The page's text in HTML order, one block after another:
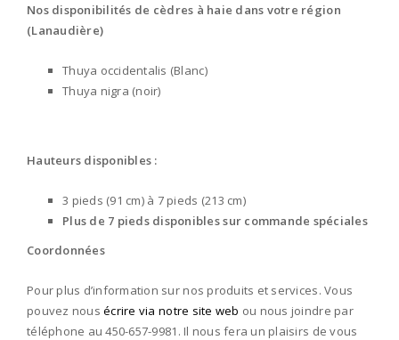
Nos disponibilités de cèdres à haie dans votre région
(Lanaudière)
Thuya occidentalis (Blanc)
Thuya nigra (noir)
Hauteurs disponibles :
3 pieds (91 cm) à 7 pieds (213 cm)
Plus de 7 pieds disponibles sur commande spéciales
Coordonnées
Pour plus d’information sur nos produits et services. Vous
pouvez nousécrire via notre site web ou nous joindre par
téléphone au 450-657-9981. Il nous fera un plaisirs de vous